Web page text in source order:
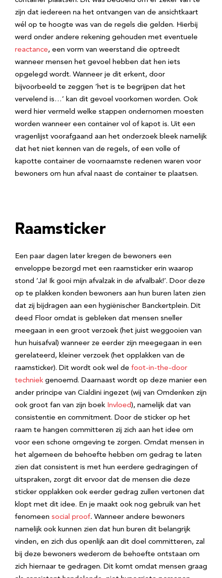
zijn dat iedereen na het ontvangen van de ansichtkaart
wél op te hoogte was van de regels die gelden. Hierbij
werd onder andere rekening gehouden met eventuele
reactance, een vorm van weerstand die optreedt
wanneer mensen het gevoel hebben dat hen iets
opgelegd wordt. Wanneer je dit erkent, door
bijvoorbeeld te zeggen ‘het is te begrijpen dat het
vervelend is…’ kan dit gevoel voorkomen worden. Ook
werd hier vermeld welke stappen ondernomen moesten
worden wanneer een container vol of kapot is. Uit een
vragenlijst voorafgaand aan het onderzoek bleek namelijk
dat het niet kennen van de regels, of een volle of
kapotte container de voornaamste redenen waren voor
bewoners om hun afval naast de container te plaatsen.
Raamsticker
Een paar dagen later kregen de bewoners een
enveloppe bezorgd met een raamsticker erin waarop
stond ‘Ja! Ik gooi mijn afvalzak in de afvalbak!’. Door deze
op te plakken konden bewoners aan hun buren laten zien
dat zij bijdragen aan een hygiënischer Banckertplein. Dit
deed Floor omdat is gebleken dat mensen sneller
meegaan in een groot verzoek (het juist weggooien van
hun huisafval) wanneer ze eerder zijn meegegaan in een
gerelateerd, kleiner verzoek (het opplakken van de
raamsticker). Dit wordt ook wel de foot-in-the-door
techniek genoemd. Daarnaast wordt op deze manier een
ander principe van Cialdini ingezet (wij van Omdenken zijn
ook groot fan van zijn boek Invloed), namelijk dat van
consistentie en commitment. Door de sticker op het
raam te hangen committeren zij zich aan het idee om
voor een schone omgeving te zorgen. Omdat mensen in
het algemeen de behoefte hebben om gedrag te laten
zien dat consistent is met hun eerdere gedragingen of
uitspraken, zorgt dit ervoor dat de mensen die deze
sticker opplakken ook eerder gedrag zullen vertonen dat
klopt met dit idee. En je maakt ook nog gebruik van het
fenomeen social proof. Wanneer andere bewoners
namelijk ook kunnen zien dat hun buren dit belangrijk
vinden, en zich dus openlijk aan dit doel committeren, zal
bij deze bewoners wederom de behoefte ontstaan om
zich hiernaar te gedragen. Dit komt omdat mensen graag